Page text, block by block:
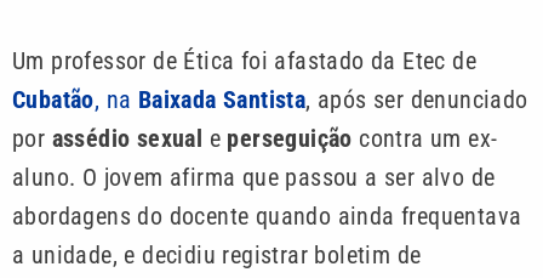
Um professor de Ética foi afastado da Etec de
Cubatão, na Baixada Santista, após ser denunciado
por assédio sexual e perseguição contra um ex-
aluno. O jovem afirma que passou a ser alvo de
abordagens do docente quando ainda frequentava
a unidade, e decidiu registrar boletim de